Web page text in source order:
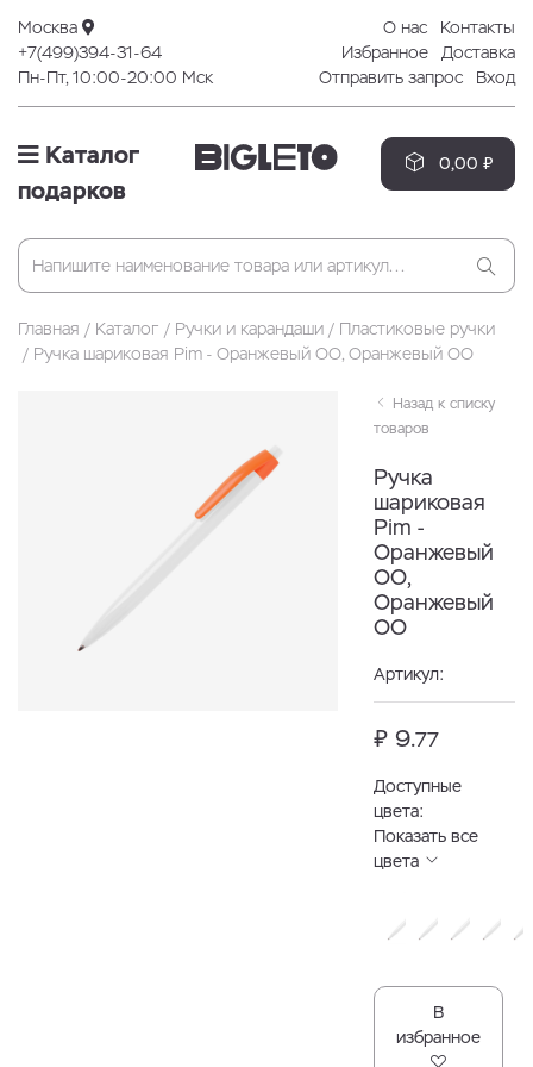
Москва
+7(499)394-31-64
Пн-Пт, 10:00-20:00 Мск
О нас
Контакты
Избранное
Доставка
Отправить запрос
Вход
Каталог
подарков
0,00 ₽
Главная Каталог Ручки и карандаши
Пластиковые ручки
Ручка шариковая Pim - Оранжевый OO, Оранжевый OO
Назад к списку
товаров
Ручка
шариковая
Pim -
Оранжевый
OO,
Оранжевый
OO
Артикул:
₽ 9.77
Доступные
цвета:
Показать все
цвета
В
избранное